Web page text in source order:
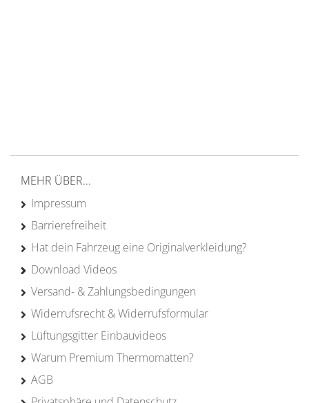
MEHR ÜBER...
Impressum
Barrierefreiheit
Hat dein Fahrzeug eine Originalverkleidung?
Download Videos
Versand- & Zahlungsbedingungen
Widerrufsrecht & Widerrufsformular
Lüftungsgitter Einbauvideos
Warum Premium Thermomatten?
AGB